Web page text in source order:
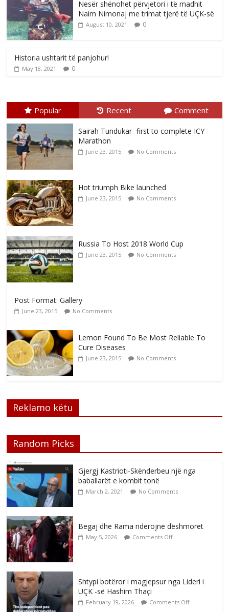
Nesër shënohet përvjetori i të madhit
Naim Nimonaj me trimat tjerë të UÇK-së
August 10, 2021 0
Historia ushtarit të panjohur!
May 18, 2021 0
Popular Recent Comment
Sairah Tundukar- first to complete ICY
Marathon
June 23, 2015 No Comments
Hot triumph Bike launched
June 23, 2015 No Comments
Russia To Host 2018 World Cup
June 23, 2015 No Comments
Post Format: Gallery
June 23, 2015 No Comments
Lemon Found To Be Most Reliable To
Cure Diseases
June 23, 2015 No Comments
Reklamo këtu
Random Picks
Gjergj Kastrioti-Skënderbeu një nga
baballarët e kombit tonë
March 2, 2021 No Comments
Begaj dhe Rama nderojnë dëshmoret
May 5, 2026 Comments Off
Shtypi botëror i magjepsur nga Lideri i
UÇK -së Hashim Thaçi
February 19, 2026 Comments Off